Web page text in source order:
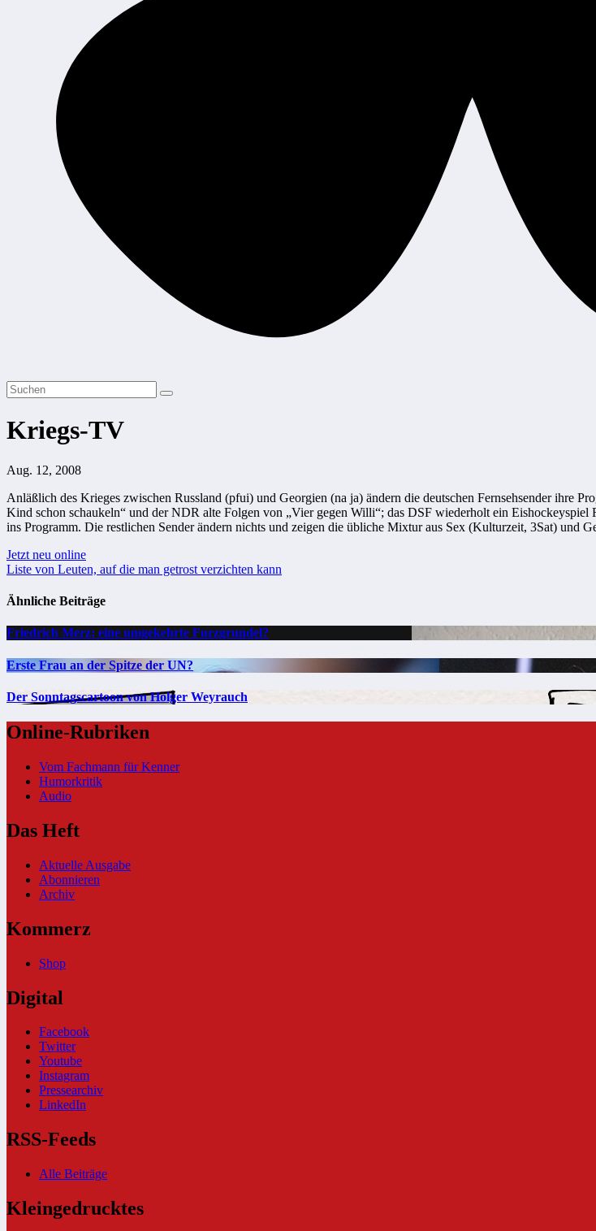
Kriegs-TV
Aug. 12, 2008
Anläßlich des Krieges zwischen Russland (pfui) und Georgien (na ja) ändern die deutschen Fernsehsender ihre
Kind schon schaukeln“ und der NDR alte Folgen von „Vier gegen Willi“; das DSF wiederholt ein
ins Programm. Die restlichen Sender ändern nichts und zeigen die übliche Mixtur aus Sex (Kulturzeit, 3Sat) und
Beitragsnavigation
Jetzt neu online
Liste von Leuten, auf die man getrost verzichten kann
Ähnliche Beiträge
Friedrich Merz: eine umgekehrte Furzgrundel?
Erste Frau an der Spitze der UN?
Der Sonntagscartoon von Holger Weyrauch
Online-Rubriken
Vom Fachmann für Kenner
Humorkritik
Audio
Das Heft
Aktuelle Ausgabe
Abonnieren
Archiv
Kommerz
Shop
Digital
Facebook
Twitter
Youtube
Instagram
Pressearchiv
LinkedIn
RSS-Feeds
Alle Beiträge
Kleingedrucktes